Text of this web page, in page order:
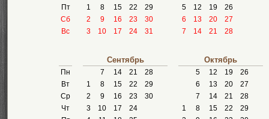
Пт
Сб
Вс
1
8 15 22
29
2
9 16 23
30
3
10 17 24 31
5
12 19
26
6
13 20
27
7
14 21 28
Пн
Вт
Ср
Чт
Сентябрь
7 14 21
28
1
8 15 22
29
2
9 16 23
30
3
10 17
24
Октябрь
5 12 19
26
6
13 20
27
7
14 21
28
1
8 15 22
29